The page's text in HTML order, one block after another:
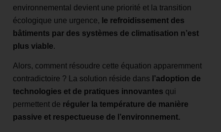
environnemental devient une priorité et la transition
écologique une urgence, le refroidissement des
bâtiments par des systèmes de climatisation n’est
plus viable.
Alors, comment résoudre cette équation apparemment
contradictoire ? La solution réside dans l’adoption de
technologies et de pratiques innovantes qui
permettent de réguler la température de manière
passive et respectueuse de l’environnement.